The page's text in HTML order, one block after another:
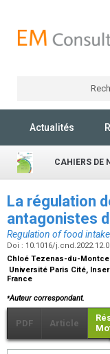
Actualités
CAHIERS DE
La régulation
antagonistes
Regulation of food
Doi : 10.1016/
Chloé Tezenas-du-
Université Paris Cité,
France
⁎Auteur correspondant.
PDF Article